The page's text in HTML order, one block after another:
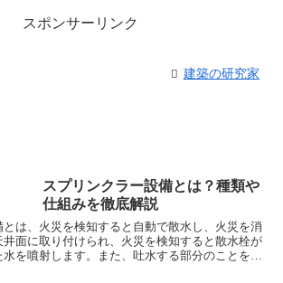
スポンサーリンク
建築の研究家
スプリンクラー設備とは？種類や
仕組みを徹底解説
とは、火災を検知すると自動で散水し、火災を消
井面に取り付けられ、火災を検知すると散水栓が
を噴射します。また、吐水する部分のことをス